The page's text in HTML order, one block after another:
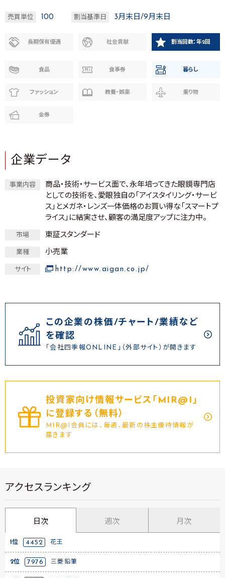
売買単位 100 割当基準日 3月末日/9月末日
長期保有優遇 社会貢献 割当回数：年2回
食品 食事券 暮らし
ファッション 教養・娯楽 乗り物
金券
企業データ
事業内容
商品・技術・サービス面で、永年培ってきた眼鏡専門店
としての技術を、愛眼独自の「アイスタイリング・サービ
ス」とメガネ・レンズ一体価格のお買い得な「スマートプ
ライス」に結実させ、顧客の満足度アップに注力中。
市場 東証スタンダード
業種 小売業
サイト http://www.aigan.co.jp/
この企業の株価/チャート/業績など
を確認
「会社四季報ONLINE」（外部サイト）が開きます
投資家向け情報サービス｢MIR@I｣
に登録する（無料）
MIR@I会員には、毎週、最新の株主優待情報が
届きます
アクセスランキング
日次 週次 月次
1位 4452 花王
2位 7976 三菱鉛筆